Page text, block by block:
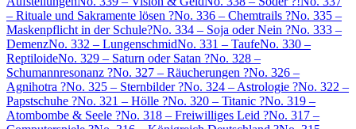
– Rituale und Sakramente lösen ?No. 336 – Chemtrails ?No. 335 –
Maskenpflicht in der Schule?No. 334 – Soja oder Nein ?No. 333 –
DemenzNo. 332 – LungenschmidNo. 331 – TaufeNo. 330 –
ReptiloideNo. 329 – Saturn oder Satan ?No. 328 –
Schumannresonanz ?No. 327 – Räucherungen ?No. 326 –
Agnihotra ?No. 325 – Sternbilder ?No. 324 – Astrologie ?No. 322 –
Papstschuhe ?No. 321 – Hölle ?No. 320 – Titanic ?No. 319 –
Atombombe & Seele ?No. 318 – Freiwilliges Leid ?No. 317 –